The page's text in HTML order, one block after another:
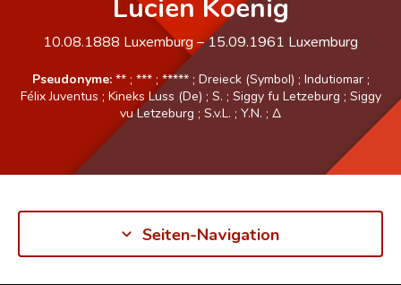
10.08.1888 Luxemburg –15.09.1961 Luxemburg
Pseudonyme: **; ***; *****; Dreieck (Symbol) ; Indutiomar;
Félix Juventus ; Kineks Luss (De) ; S. ; Siggy fu Letzeburg ; Siggy
vu Letzeburg ; S.v.L. ; Y.N. ; Δ
Seiten-Navigation